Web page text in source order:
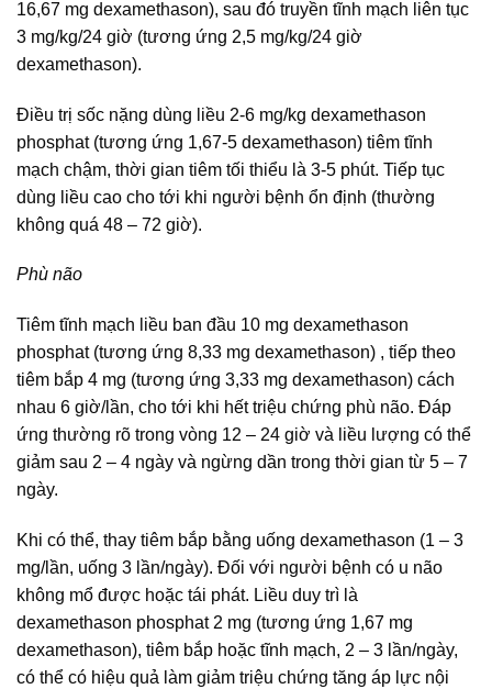
16,67 mg dexamethason), sau đó truyền tĩnh mạch liên tục
3 mg/kg/24 giờ (tương ứng 2,5 mg/kg/24 giờ
dexamethason).
Điều trị sốc nặng dùng liều 2-6 mg/kg dexamethason
phosphat (tương ứng 1,67-5 dexamethason) tiêm tĩnh
mạch chậm, thời gian tiêm tối thiểu là 3-5 phút. Tiếp tục
dùng liều cao cho tới khi người bệnh ổn định (thường
không quá 48 – 72 giờ).
Phù não
Tiêm tĩnh mạch liều ban đầu 10 mg dexamethason
phosphat (tương ứng 8,33 mg dexamethason) , tiếp theo
tiêm bắp 4 mg (tương ứng 3,33 mg dexamethason) cách
nhau 6 giờ/lần, cho tới khi hết triệu chứng phù não. Đáp
ứng thường rõ trong vòng 12 – 24 giờ và liều lượng có thể
giảm sau 2 – 4 ngày và ngừng dần trong thời gian từ 5 – 7
ngày.
Khi có thể, thay tiêm bắp bằng uống dexamethason (1 – 3
mg/lần, uống 3 lần/ngày). Đối với người bệnh có u não
không mổ được hoặc tái phát. Liều duy trì là
dexamethason phosphat 2 mg (tương ứng 1,67 mg
dexamethason), tiêm bắp hoặc tĩnh mạch, 2 – 3 lần/ngày,
có thể có hiệu quả làm giảm triệu chứng tăng áp lực nội